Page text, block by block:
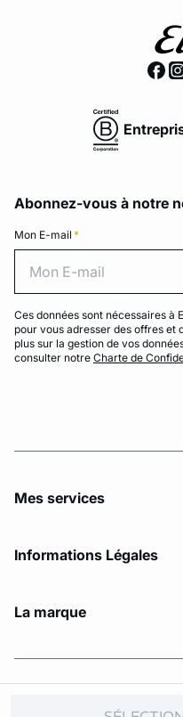
Abonnez-vous à notre
Mon E-mail *
Ces données sont nécessaires à
pour vous adresser des offres et
plus sur la gestion de vos
consulter notre Charte de
Mes services
Informations Légales
La marque